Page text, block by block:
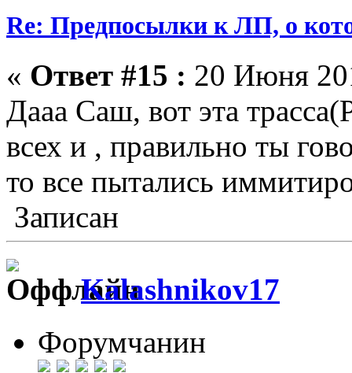
Re: Предпосылки к ЛП, о
« Ответ #15 : 20 Июня
Дааа Саш, вот эта
всех и , правильно ты
то все пытались
Записан
Kalashnikov17
Форумчанин